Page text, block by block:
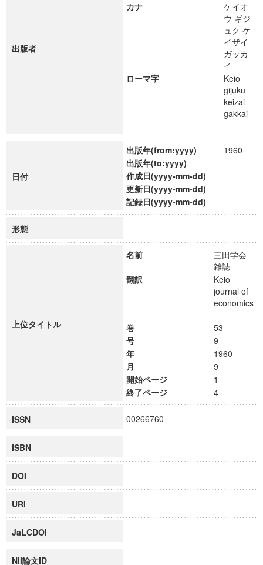
出版者
カナ
ケイオ
ウ ギジ
ュク ケ
イザイ
ガッカ
イ
ローマ字
Keio
gijuku
keizai
gakkai
日付
出版年(from:yyyy)
1960
出版年(to:yyyy)
作成日(yyyy-mm-dd)
更新日(yyyy-mm-dd)
記録日(yyyy-mm-dd)
形態
上位タイトル
名前
三田学会
雑誌
翻訳
Keio
journal of
economics
巻
53
号
9
年
1960
月
9
開始ページ
1
終了ページ
4
ISSN 00266760
ISBN
DOI
URI
JaLCDOI
NII論文ID